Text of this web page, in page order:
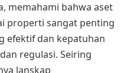
memahami bahwa aset
properti sangat penting
efektif dan kepatuhan
regulasi. Seiring
lanskap